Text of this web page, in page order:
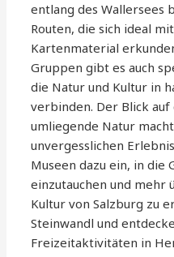
entlang des Wallersees
Routen, die sich ideal
Kartenmaterial
Gruppen gibt es auch
die Natur und Kultur in
verbinden. Der Blick auf
umliegende Natur
unvergesslichen
Museen dazu ein, in die
einzutauchen und mehr
Kultur von Salzburg zu
Steinwandl und
Freizeitaktivitäten in